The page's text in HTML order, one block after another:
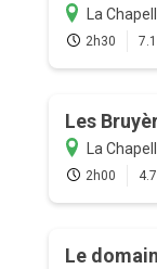
La
2h30
Les
La
2h00
Le